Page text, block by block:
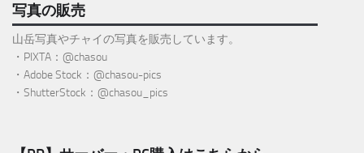
写真の販売
山岳写真やチャイの写真を販売しています。
・PIXTA：@chasou
・Adobe Stock：@chasou-pics
・ShutterStock：@chasou_pics